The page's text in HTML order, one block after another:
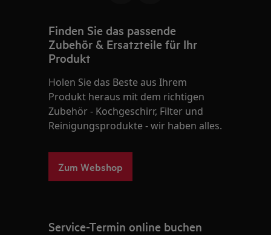
Finden Sie das passende
Zubehör & Ersatzteile für Ihr
Produkt
Holen Sie das Beste aus Ihrem
Produkt heraus mit dem richtigen
Zubehör - Kochgeschirr, Filter und
Reinigungsprodukte - wir haben alles.
Zum Webshop
Service-Termin online buchen